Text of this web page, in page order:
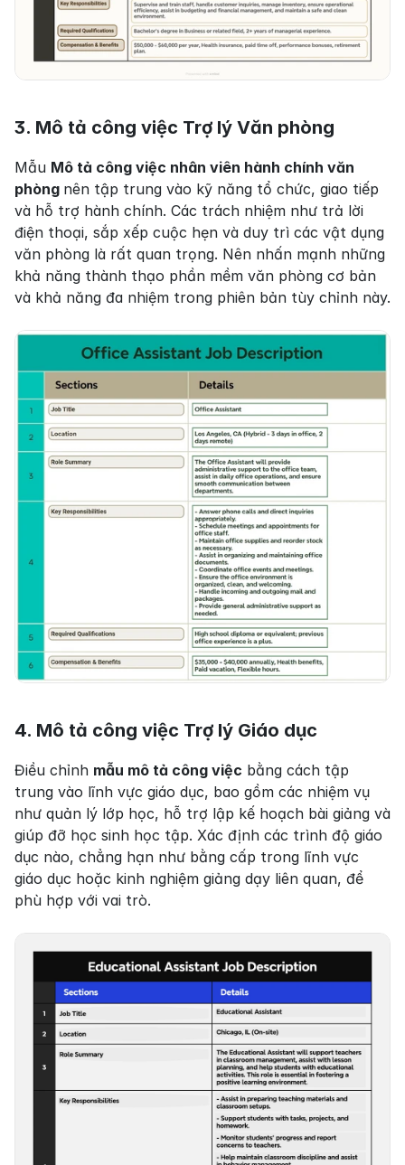
3. Mô tả công việc Trợ lý Văn phòng
Mẫu Mô tả công việc nhân viên hành chính văn
phòng nên tập trung vào kỹ năng tổ chức, giao tiếp
và hỗ trợ hành chính. Các trách nhiệm như trả lời
điện thoại, sắp xếp cuộc hẹn và duy trì các vật dụng
văn phòng là rất quan trọng. Nên nhấn mạnh những
khả năng thành thạo phần mềm văn phòng cơ bản
và khả năng đa nhiệm trong phiên bản tùy chỉnh này.
4. Mô tả công việc Trợ lý Giáo dục
Điều chỉnh mẫu mô tả công việc bằng cách tập
trung vào lĩnh vực giáo dục, bao gồm các nhiệm vụ
như quản lý lớp học, hỗ trợ lập kế hoạch bài giảng và
giúp đỡ học sinh học tập. Xác định các trình độ giáo
dục nào, chẳng hạn như bằng cấp trong lĩnh vực
giáo dục hoặc kinh nghiệm giảng dạy liên quan, để
phù hợp với vai trò.